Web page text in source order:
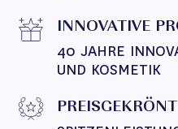
INNOVATIVE
40 JAHRE
UND KOSMETIK
PREISGEKRÖNT